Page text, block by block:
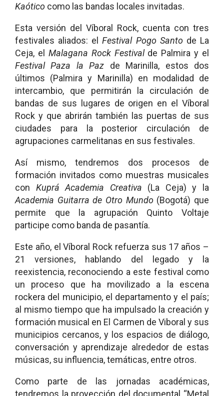
Kaótico como las bandas locales invitadas.
Esta versión del Víboral Rock, cuenta con tres
festivales aliados: elFestival Pogo Santo de La
Ceja, el Malagana Rock Festivalde Palmira y el
Festival Paza la Paz de Marinilla, estos dos
últimos (Palmira y Marinilla) en modalidad de
intercambio, que permitirán la circulación de
bandas de sus lugares de origen en el Víboral
Rock y que abrirán también las puertas de sus
ciudades para la posterior circulación de
agrupaciones carmelitanas en sus festivales.
Así mismo, tendremos dos procesos de
formación invitados como muestras musicales
con Kuprá Academia Creativa (La Ceja) y la
Academia Guitarra de Otro Mundo(Bogotá) que
permite que la agrupación Quinto Voltaje
participe como banda de pasantía.
Este año, el Víboral Rock refuerza sus 17 años –
21 versiones, hablando del legado y la
reexistencia, reconociendo a este festival como
un proceso que ha movilizado a la escena
rockera del municipio, el departamento y el país;
al mismo tiempo que ha impulsado la creación y
formación musical en El Carmen de Viboral y sus
municipios cercanos, y los espacios de diálogo,
conversación y aprendizaje alrededor de estas
músicas, su influencia, temáticas, entre otros.
Como parte de las jornadas académicas,
tendremos la proyección del documental “Metal